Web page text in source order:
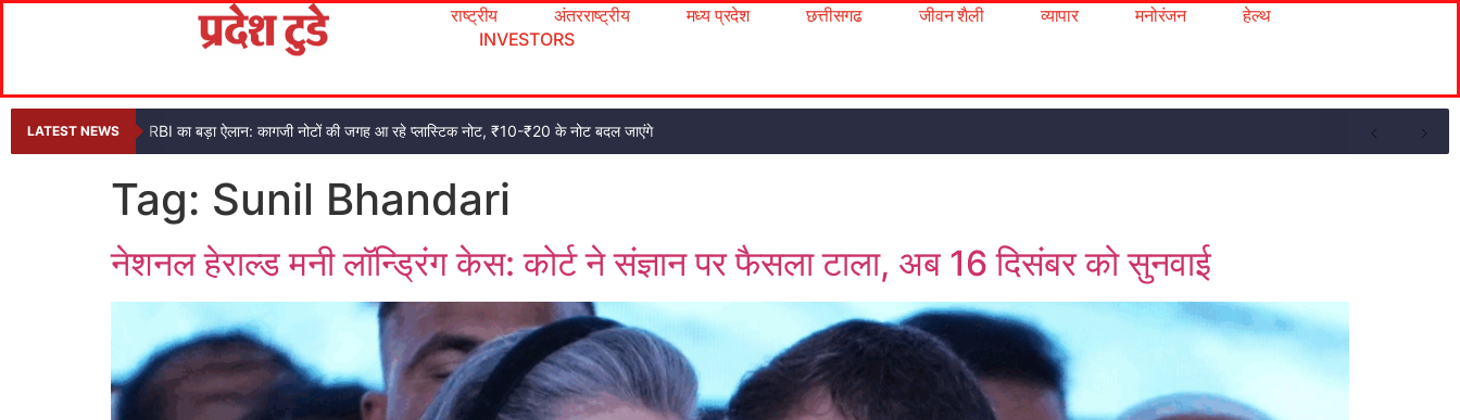
राष्ट्रीय अंतरराष्ट्रीय मध्य प्रदेश छत्तीसगढ जीवन शैली व्यापार मनोरंजन
हेल्थ
INVESTORS
LATEST NEWS RBI का बड़ा ऐलान: कागजी नोटों की जगह आ रहे प्लास्टिक नोट, ₹10-₹20 के नोट बदल जाएंगे
Tag: Sunil Bhandari
नेशनल हेराल्ड मनी लॉन्ड्रिंग केस: कोर्ट ने संज्ञान पर फैसला टाला, अब 16 दिसंबर को सुनवाई